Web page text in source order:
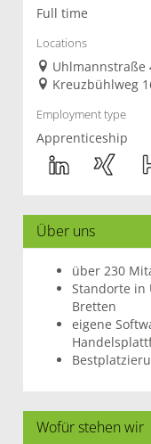
Full time
Locations
Uhlmannstraße
Kreuzbühlweg
Employment type
Apprenticeship
Über uns
über 230
Standorte in
Bretten
eigene
Wofür stehen wir